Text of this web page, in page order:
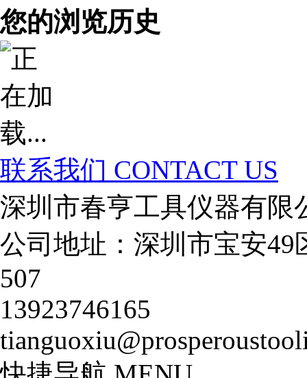
您的浏览历史
联系我们 CONTACT US
深圳市春亨工具仪器有限
公司地址：深圳市宝安
507
13923746165